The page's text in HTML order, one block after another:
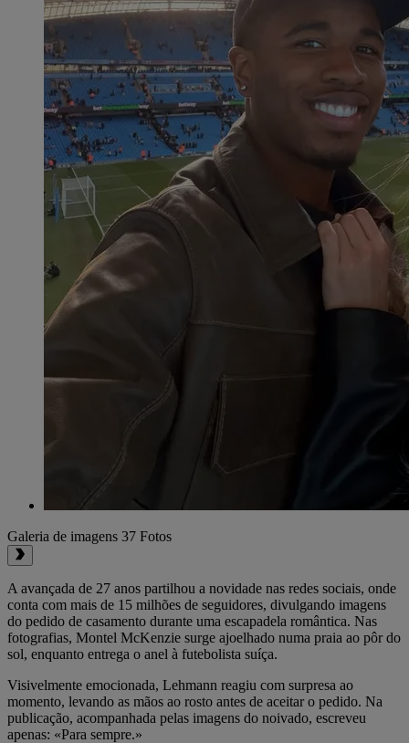
Galeria de imagens 37 Fotos
A avançada de 27 anos partilhou a novidade nas redes sociais, onde
conta com mais de 15 milhões de seguidores, divulgando imagens
do pedido de casamento durante uma escapadela romântica. Nas
fotografias, Montel McKenzie surge ajoelhado numa praia ao pôr do
sol, enquanto entrega o anel à futebolista suíça.
Visivelmente emocionada, Lehmann reagiu com surpresa ao
momento, levando as mãos ao rosto antes de aceitar o pedido. Na
publicação, acompanhada pelas imagens do noivado, escreveu
apenas: «Para sempre.»